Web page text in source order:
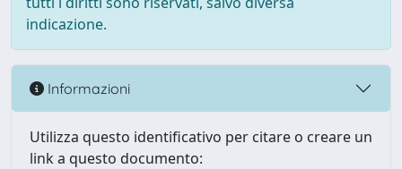
indicazione.
Informazioni
Utilizza questo identificativo per citare o creare un
link a questo documento: